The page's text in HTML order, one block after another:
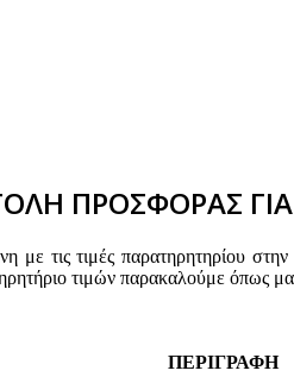
ΠΡΟΣΦΟΡΑΣ
τις τιμές παρατηρητηρίου
τιμών παρακαλούμε όπως
ΠΕΡΙΓΡΑΦΗ